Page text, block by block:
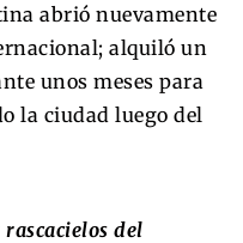
abrió nuevamente
alquiló un
unos meses para
la ciudad luego del
rascacielos del